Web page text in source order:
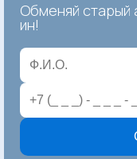
Обменяй старый
ин!